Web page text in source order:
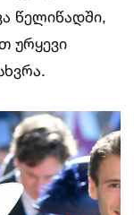
წელიწადში,
ურყევი